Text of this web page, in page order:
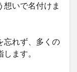
いで名付けま
忘れず、多くの
ます。